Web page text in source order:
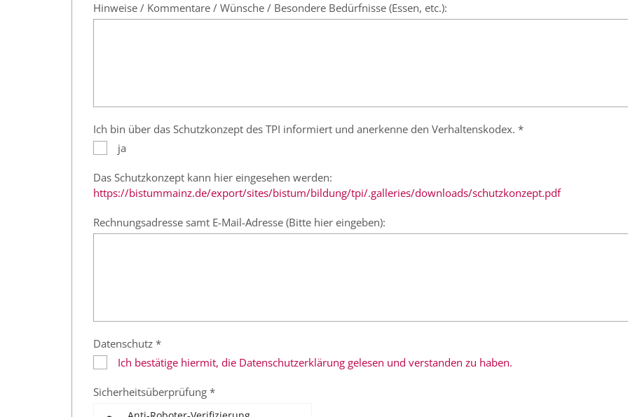
Hinweise / Kommentare / Wünsche / Besondere Bedürfnisse (Essen, etc.):
Ich bin über das Schutzkonzept des TPI informiert und anerkenne den Verhaltenskodex. *
ja
Das Schutzkonzept kann hier eingesehen werden:
https://bistummainz.de/export/sites/bistum/bildung/tpi/.galleries/downloads/schutzkonzept.pdf
Rechnungsadresse samt E-Mail-Adresse (Bitte hier eingeben):
Datenschutz *
Ich bestätige hiermit, die Datenschutzerklärung gelesen und verstanden zu haben.
Sicherheitsüberprüfung *